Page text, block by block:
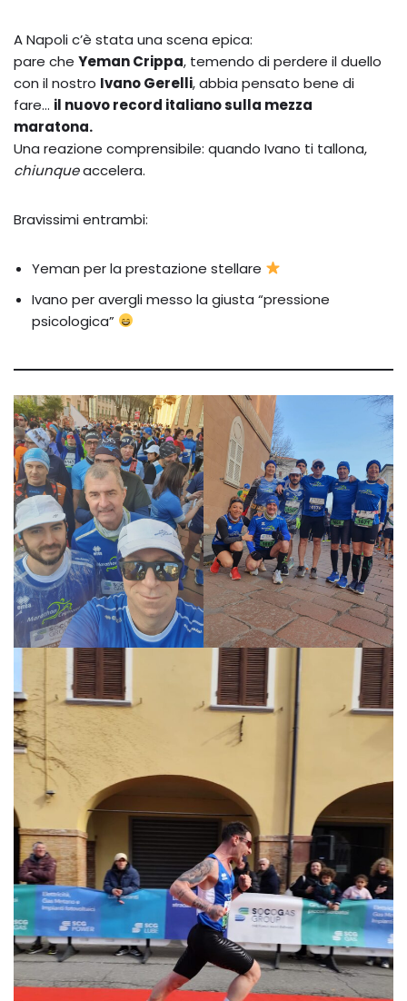
A Napoli c’è stata una scena epica:
pare che Yeman Crippa, temendo di perdere il duello
con il nostro Ivano Gerelli, abbia pensato bene di
fare… il nuovo record italiano sulla mezza
maratona.
Una reazione comprensibile: quando Ivano ti tallona,
chiunqueaccelera.
Bravissimi entrambi:
Yeman per la prestazione stellare
Ivano per avergli messo la giusta “pressione
psicologica”